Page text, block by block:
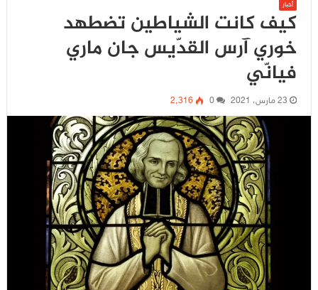
أخبار
كيف كانت الشياطين تضطهد
خوري آرس القدّيس جان ماري
فيانّي
23 مارس، 2021 0 2٬316